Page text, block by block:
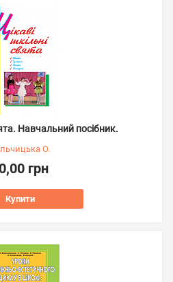
Навчальний посібник.
О.
грн
Купити